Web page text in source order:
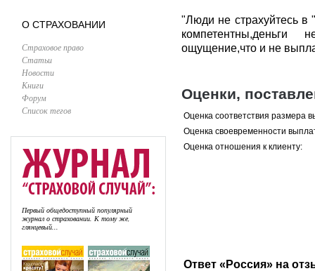
О СТРАХОВАНИИ
Страховое право
Статьи
Новости
Книги
Форум
Список тегов
Первый общедоступный популярный
журнал о страховании. К тому же,
глянцевый...
"Люди не страхуйтесь в
ощущение,что и не
Оценки,
Оценка соответствия размера
Оценка своевременности
Оценка отношения к клиенту:
Ответ «Россия» на